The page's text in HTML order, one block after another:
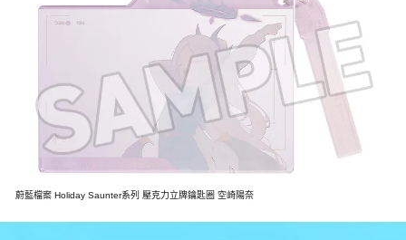
蔚藍檔案 Holiday Saunter系列 壓克力立牌鑰匙圈 空崎陽奈